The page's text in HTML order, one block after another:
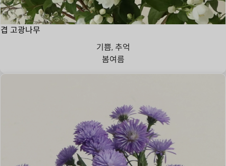
겹 고광나무
기쁨, 추억
봄여름